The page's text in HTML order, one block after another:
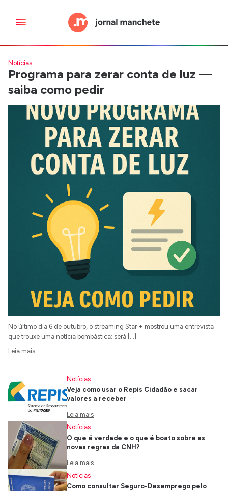
Notícias
Programa para zerar conta de luz —
saiba como pedir
No último dia 6 de outubro, o streaming Star + mostrou uma entrevista
que trouxe uma notícia bombástica: será […]
Leia mais
Notícias
Veja como usar o Repis Cidadão e sacar
valores a receber
Leia mais
Notícias
O que é verdade e o que é boato sobre as
novas regras da CNH?
Leia mais
Notícias
Como consultar Seguro-Desemprego pelo